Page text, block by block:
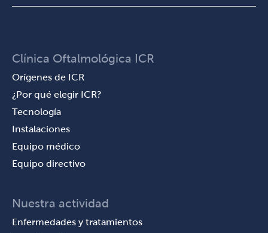
Clínica Oftalmológica ICR
Orígenes de ICR
¿Por qué elegir ICR?
Tecnología
Instalaciones
Equipo médico
Equipo directivo
Nuestra actividad
Enfermedades y tratamientos